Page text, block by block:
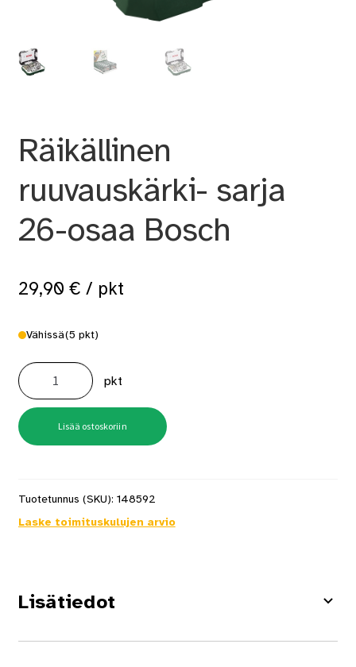
Räikällinen
ruuvauskärki- sarja
26-osaa Bosch
29,90 € / pkt
Vähissä(5 pkt)
Räikällinen
ruuvauskärki-
sarja
26-
osaa
Bosch
määrä
pkt
Lisää ostoskoriin
Tuotetunnus (SKU): 148592
Laske toimituskulujen arvio
Lisätiedot